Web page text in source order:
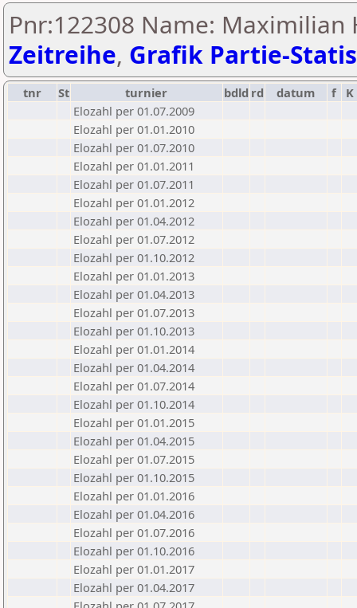
Pnr:122308 Name: Maximilian
Zeitreihe, Grafik Partie-
tnr St turnier bdld rd datum f
K
Elozahl per 01.07.2009
Elozahl per 01.01.2010
Elozahl per 01.07.2010
Elozahl per 01.01.2011
Elozahl per 01.07.2011
Elozahl per 01.01.2012
Elozahl per 01.04.2012
Elozahl per 01.07.2012
Elozahl per 01.10.2012
Elozahl per 01.01.2013
Elozahl per 01.04.2013
Elozahl per 01.07.2013
Elozahl per 01.10.2013
Elozahl per 01.01.2014
Elozahl per 01.04.2014
Elozahl per 01.07.2014
Elozahl per 01.10.2014
Elozahl per 01.01.2015
Elozahl per 01.04.2015
Elozahl per 01.07.2015
Elozahl per 01.10.2015
Elozahl per 01.01.2016
Elozahl per 01.04.2016
Elozahl per 01.07.2016
Elozahl per 01.10.2016
Elozahl per 01.01.2017
Elozahl per 01.04.2017